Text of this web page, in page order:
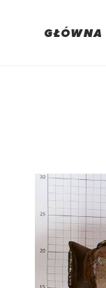
GŁÓWNA